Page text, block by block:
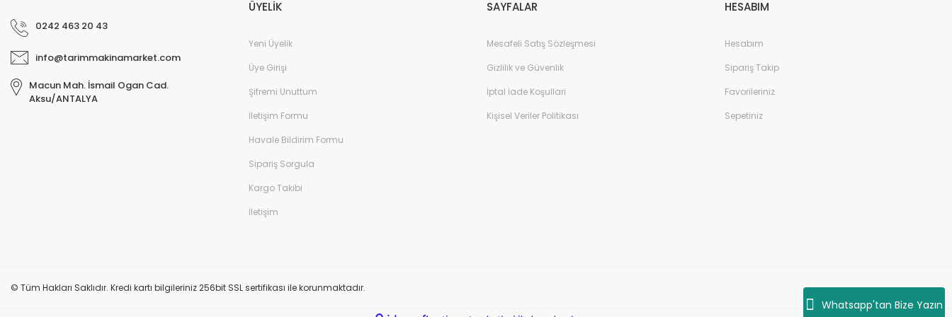
Whatsapp'tan Bize Yazın
0242 463 20 43
info@tarimmakinamarket.com
Macun Mah. İsmail Ogan Cad.
Aksu/ANTALYA
ÜYELİK
Yeni Üyelik
Üye Girişi
Şifremi Unuttum
İletişim Formu
Havale Bildirim Formu
Sipariş Sorgula
Kargo Takibi
İletişim
SAYFALAR
Mesafeli Satış Sözleşmesi
Gizlilik ve Güvenlik
İptal İade Koşullari
Kişisel Veriler Politikası
HESABIM
Hesabım
Sipariş Takip
Favorileriniz
Sepetiniz
© Tüm Hakları Saklıdır. Kredi kartı bilgileriniz 256bit SSL sertifikası ile korunmaktadır.